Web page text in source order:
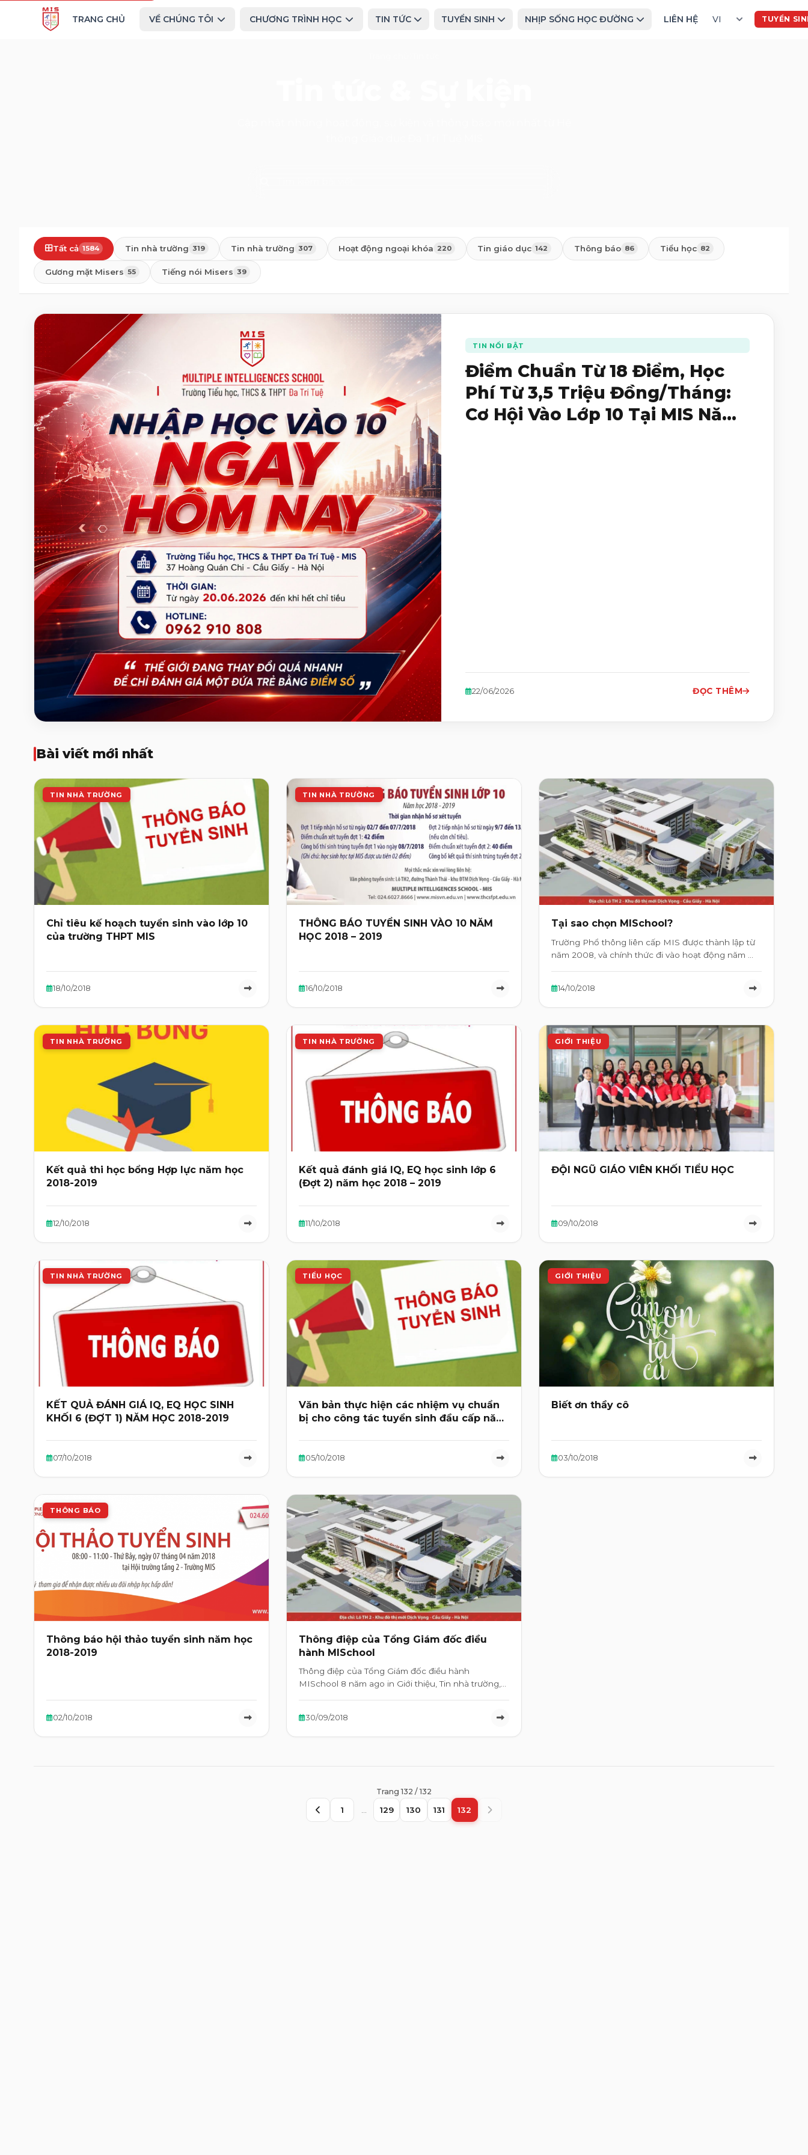
TRANG CHỦ VỀ CHÚNG TÔI CHƯƠNG TRÌNH HỌC TIN TỨC TUYỂN SINH NHỊP SỐNG HỌC ĐƯỜNG LIÊN HỆ TUYỂN
Tất cả 1584 Tin nhà trường 319 Tin nhà trường 307 Hoạt động ngoại khóa 220 Tin giáo dục 142 Thông báo 86 Tiểu học 82
Gương mặt Misers 55 Tiếng nói Misers 39
TIN NỔI BẬT
Điểm Chuẩn Từ 18 Điểm, Học
Phí Từ 3,5 Triệu Đồng/Tháng:
Cơ Hội Vào Lớp 10 Tại MIS Năm
22/06/2026 ĐỌC THÊM
Bài viết mới nhất
TIN NHÀ TRƯỜNG
Chỉ tiêu kế hoạch tuyển sinh vào lớp 10
của trường THPT MIS
18/10/2018
TIN NHÀ TRƯỜNG
THÔNG BÁO TUYỂN SINH VÀO 10 NĂM
HỌC 2018 – 2019
16/10/2018
Tại sao chọn MISchool?
Trường Phổ thông liên cấp MIS được thành lập từ
năm 2008, và chính thức đi vào hoạt động năm …
14/10/2018
TIN NHÀ TRƯỜNG
Kết quả thi học bổng Hợp lực năm học
2018-2019
12/10/2018
TIN NHÀ TRƯỜNG
Kết quả đánh giá IQ, EQ học sinh lớp 6
(Đợt 2) năm học 2018 – 2019
11/10/2018
GIỚI THIỆU
ĐỘI NGŨ GIÁO VIÊN KHỐI TIỂU HỌC
09/10/2018
TIN NHÀ TRƯỜNG
KẾT QUẢ ĐÁNH GIÁ IQ, EQ HỌC SINH
KHỐI 6 (ĐỢT 1) NĂM HỌC 2018-2019
07/10/2018
TIỂU HỌC
Văn bản thực hiện các nhiệm vụ chuẩn
bị cho công tác tuyển sinh đầu cấp năm
05/10/2018
GIỚI THIỆU
Biết ơn thầy cô
03/10/2018
THÔNG BÁO
Thông báo hội thảo tuyển sinh năm học
2018-2019
02/10/2018
Thông điệp của Tổng Giám đốc điều
hành MISchool
Thông điệp của Tổng Giám đốc điều hành
MISchool 8 năm ago in Giới thiệu, Tin nhà trường,
30/09/2018
Trang 132 / 132
1 129 130 131 132